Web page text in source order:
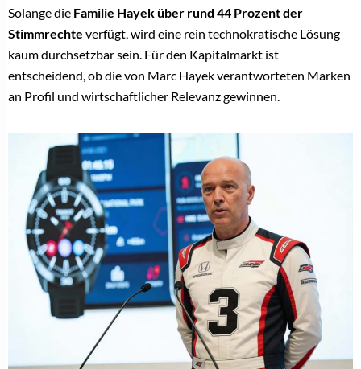
Solange die Familie Hayek über rund 44 Prozent der
Stimmrechte verfügt, wird eine rein technokratische Lösung
kaum durchsetzbar sein. Für den Kapitalmarkt ist
entscheidend, ob die von Marc Hayek verantworteten Marken
an Profil und wirtschaftlicher Relevanz gewinnen.